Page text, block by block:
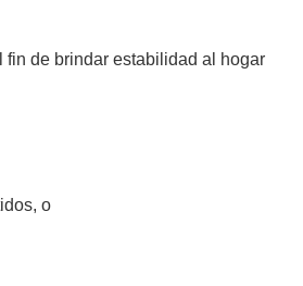
fin de brindar estabilidad al hogar
o